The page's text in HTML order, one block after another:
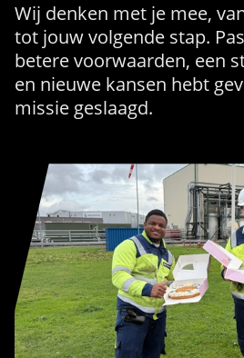
Wij denken met je mee,
tot jouw volgende stap.
betere voorwaarden, een
en nieuwe kansen hebt
missie geslaagd.